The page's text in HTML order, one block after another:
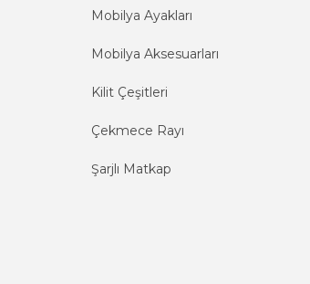
Mobilya Ayakları
Mobilya Aksesuarları
Kilit Çeşitleri
Çekmece Rayı
Şarjlı Matkap